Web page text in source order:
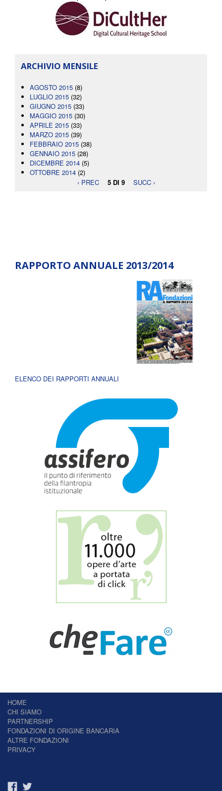
ARCHIVIO MENSILE
AGOSTO 2015 (8)
LUGLIO 2015 (32)
GIUGNO 2015 (33)
MAGGIO 2015 (30)
APRILE 2015 (33)
MARZO 2015 (39)
FEBBRAIO 2015 (38)
GENNAIO 2015 (28)
DICEMBRE 2014 (5)
OTTOBRE 2014 (2)
‹ PREC
5 DI 9 SUCC ›
RAPPORTO ANNUALE 2013/2014
ELENCO DEI RAPPORTI ANNUALI
HOME
CHI SIAMO
PARTNERSHIP
FONDAZIONI DI ORIGINE BANCARIA
ALTRE FONDAZIONI
PRIVACY